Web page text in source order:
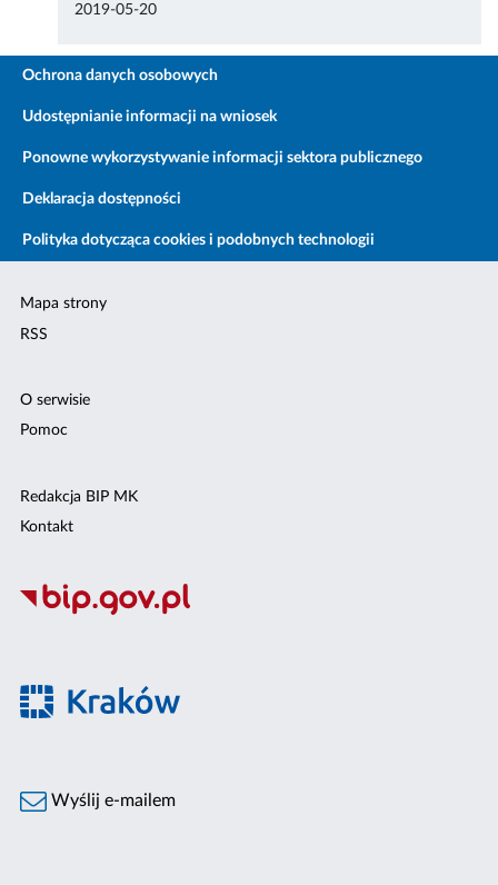
2019-05-20
Ochrona danych osobowych
Udostępnianie informacji na wniosek
Ponowne wykorzystywanie informacji sektora publicznego
Deklaracja dostępności
Polityka dotycząca cookies i podobnych technologii
Mapa strony
RSS
O serwisie
Pomoc
Redakcja BIP MK
Kontakt
Wyślij e-mailem